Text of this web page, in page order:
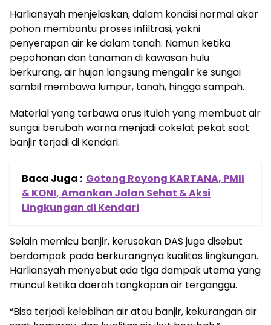
Harliansyah menjelaskan, dalam kondisi normal akar
pohon membantu proses infiltrasi, yakni
penyerapan air ke dalam tanah. Namun ketika
pepohonan dan tanaman di kawasan hulu
berkurang, air hujan langsung mengalir ke sungai
sambil membawa lumpur, tanah, hingga sampah.
Material yang terbawa arus itulah yang membuat air
sungai berubah warna menjadi cokelat pekat saat
banjir terjadi di Kendari.
Baca Juga : Gotong Royong KARTANA, PMII
& KONI, Amankan Jalan Sehat & Aksi
Lingkungan di Kendari
Selain memicu banjir, kerusakan DAS juga disebut
berdampak pada berkurangnya kualitas lingkungan.
Harliansyah menyebut ada tiga dampak utama yang
muncul ketika daerah tangkapan air terganggu.
“Bisa terjadi kelebihan air atau banjir, kekurangan air